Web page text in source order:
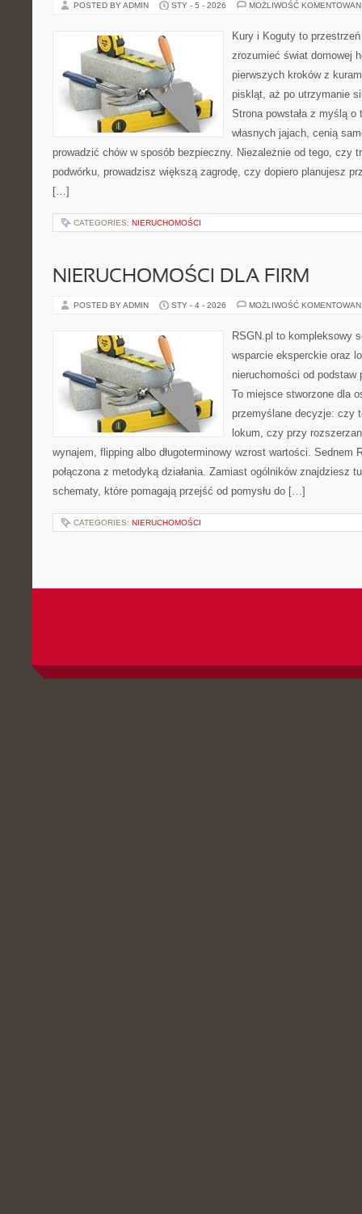
POSTED BY ADMIN STY - 5 - 2026 MOŻLIWOŚĆ
Kury i Koguty to
zrozumieć świat domowej
pierwszych kroków z
piskląt, aż po utrzymanie
Strona powstała z myślą
własnych jajach, cenią
prowadzić chów w sposób bezpieczny. Niezależnie od tego, czy
podwórku, prowadzisz większą zagrodę, czy dopiero planujesz
[…]
CATEGORIES: NIERUCHOMOŚCI
NIERUCHOMOŚCI DLA FIRM
POSTED BY ADMIN STY - 4 - 2026 MOŻLIWOŚĆ
RSGN.pl to kompleksowy
wsparcie eksperckie oraz
nieruchomości od podstaw
To miejsce stworzone dla
przemyślane decyzje: czy
lokum, czy przy
wynajem, flipping albo długoterminowy wzrost wartości. Sednem
połączona z metodyką działania. Zamiast ogólników znajdziesz
schematy, które pomagają przejść od pomysłu do […]
CATEGORIES: NIERUCHOMOŚCI